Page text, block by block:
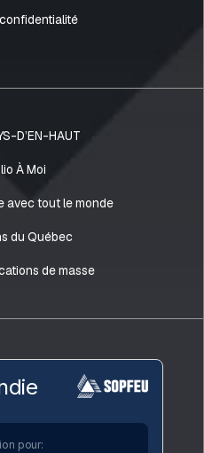
D’EN-HAUT
À Moi
avec tout le monde
du Québec
de masse
pour: